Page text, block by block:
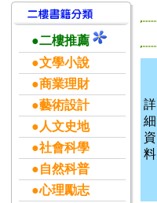
●二樓推薦
●文學小說
●商業理財
●藝術設計
●人文史地
●社會科學
●自然科普
●心理勵志
詳
細
資
料